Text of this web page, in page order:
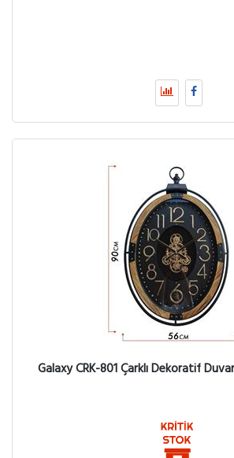
Galaxy CRK-801 Çarklı Dekoratif